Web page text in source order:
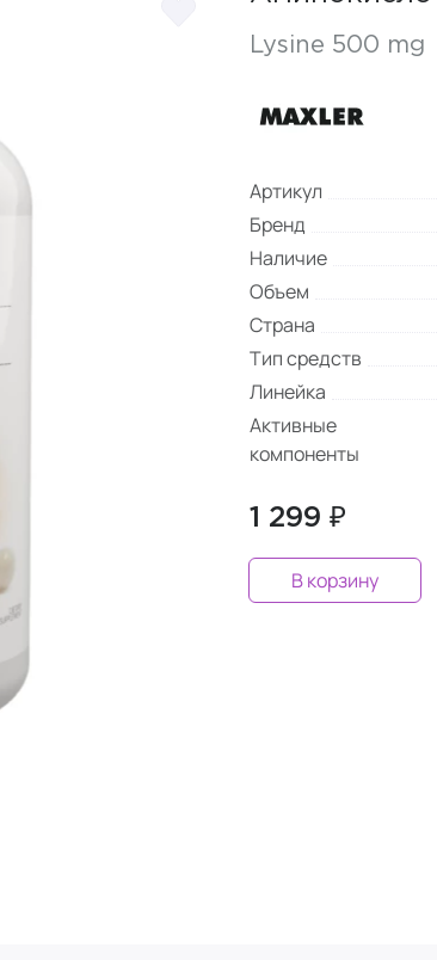
Lysine 500 mg
Артикул
Бренд
Наличие
Объем
Страна
Тип средств
Линейка
Активные
компоненты
1 299 ₽
В корзину